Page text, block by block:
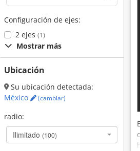
Configuración de ejes:
2 ejes (1)
Mostrar más
Ubicación
Su ubicación detectada:
México
(cambiar)
radio:
Ilimitado (100)